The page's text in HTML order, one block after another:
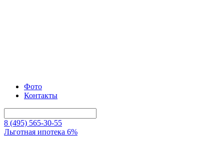
Фото
Контакты
8 (495) 565-30-55
Льготная ипотека 6%